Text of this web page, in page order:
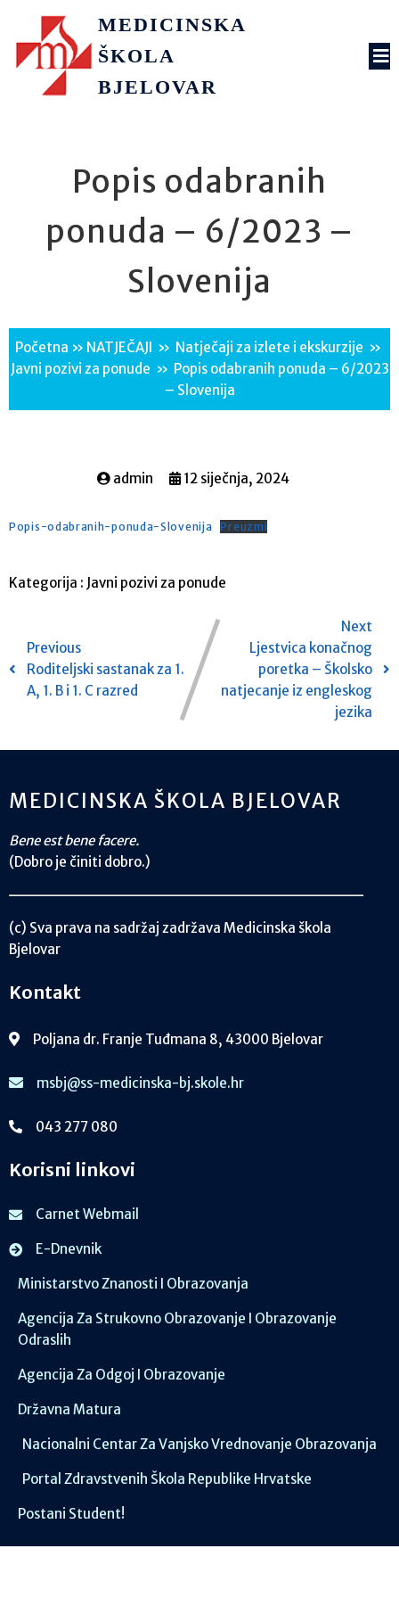
MEDICINSKA
ŠKOLA
BJELOVAR
Popis odabranih
ponuda – 6/2023 –
Slovenija
Početna » NATJEČAJI » Natječaji za izlete i ekskurzije »
Javni pozivi za ponude » Popis odabranih ponuda – 6/2023
– Slovenija
admin 12 siječnja, 2024
Popis-odabranih-ponuda-Slovenija Preuzmi
Kategorija : Javni pozivi za ponude
Previous
Roditeljski sastanak za 1.
A, 1. B i 1. C razred
Next
Ljestvica konačnog
poretka – Školsko
natjecanje iz engleskog
jezika
MEDICINSKA ŠKOLA BJELOVAR
Bene est bene facere.
(Dobro je činiti dobro.)
(c) Sva prava na sadržaj zadržava Medicinska škola
Bjelovar
Kontakt
Poljana dr. Franje Tuđmana 8, 43000 Bjelovar
msbj@ss-medicinska-bj.skole.hr
043 277 080
Korisni linkovi
Carnet Webmail
E-Dnevnik
Ministarstvo Znanosti I Obrazovanja
Agencija Za Strukovno Obrazovanje I Obrazovanje
Odraslih
Agencija Za Odgoj I Obrazovanje
Državna Matura
Nacionalni Centar Za Vanjsko Vrednovanje Obrazovanja
Portal Zdravstvenih Škola Republike Hrvatske
Postani Student!